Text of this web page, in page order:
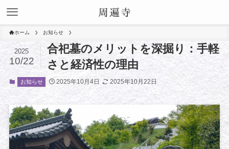
ホーム お知らせ
合祀墓のメリットを深掘り：手軽
さと経済性の理由
2025
10/22
お知らせ 2025年10月4日 2025年10月22日